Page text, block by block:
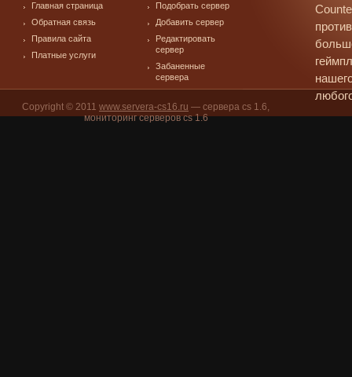
Главная страница
Обратная связь
Правила сайта
Платные услуги
Подобрать сервер
Добавить сервер
Редактировать
сервер
Забаненные
сервера
Copyright © 2011 www.servera-cs16.ru — сервера cs 1.6,
мониторинг серверов cs 1.6